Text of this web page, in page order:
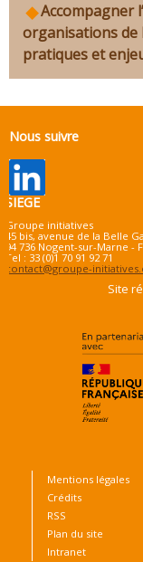
Accompagner
organisations de
pratiques et
Nous suivre
SIEGE
Groupe initiatives
45 bis, avenue de la Belle
94 736 Nogent-sur-Marne -
Tel : 33 (0)1 70 91 92 71
contact@groupe-
Site
Mentions légales
Crédits
RSS
Plan du site
Intranet